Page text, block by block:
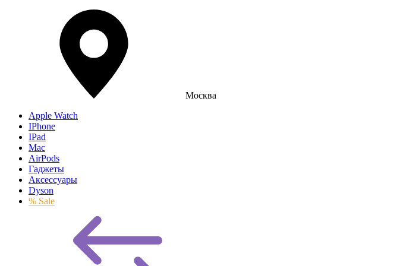
Москва
Apple Watch
IPhone
IPad
Mac
AirPods
Гаджеты
Аксессуары
Dyson
% Sale